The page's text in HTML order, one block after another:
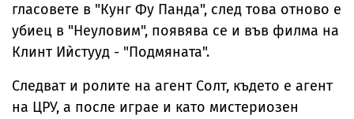
гласовете в "Кунг Фу Панда", след това отново е
убиец в "Неуловим", появява се и във филма на
Клинт Иѝстууд - "Подмяната".
Следват и ролите на агент Солт, където е агент
на ЦРУ, а после играе и като мистериозен